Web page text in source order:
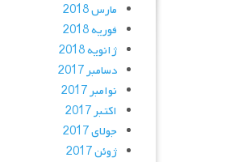
مارس 2018
فوریه 2018
ژانویه 2018
دسامبر 2017
نوامبر 2017
اکتبر 2017
جولای 2017
ژوئن 2017